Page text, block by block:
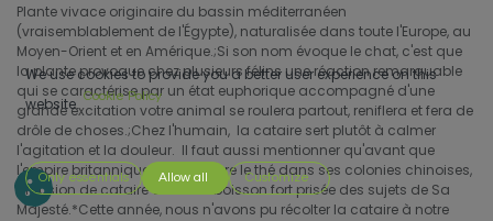
Plante vivace originaire du bassin méditerranéen
(vraisemblablement de l'Égypte), naturalisée dans toute l'Europe, au
Moyen-Orient et en Amérique.;Si son nom évoque le chat, c'est que
la plante provoque chez plusieurs félins une réaction remarquable
qui se caractérise par un état euphorique accompagné d'une
grande excitation votre animal se roulera partout, reniflera et fera de
drôle de choses.;Chez l'humain, la cataire sert plutôt à calmer
l'agitation et la douleur. Il faut aussi mentionner qu'avant que
l'empire britannique ne découvre le thé dans ses colonies chinoises,
l'infusion de cataire était une boisson fort prisée des sujets de Sa
Majesté.*Cette année, nous n'avons pu récolter la cataire à notre
We use cookies to provide you a better user experience on this
website. Cookie Policy
Only essentials Allow all Customize